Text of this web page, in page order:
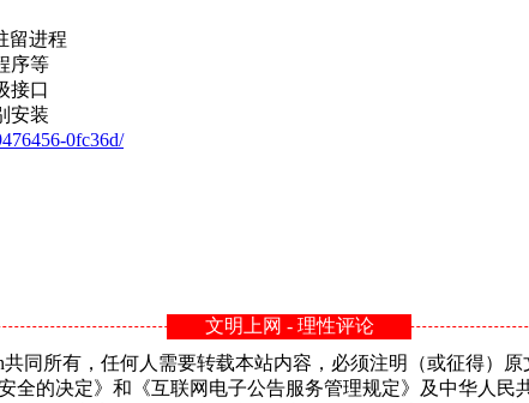
留进程
序等
接口
安装
0fc36d/
文明上网 - 理性评论
同所有，任何人需要转载本站内容，必须注明（或征得）原
的决定》和《互联网电子公告服务管理规定》及中华人民